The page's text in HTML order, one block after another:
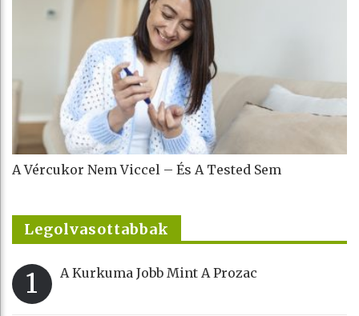
A Vércukor Nem Viccel – És A Tested Sem
Legolvasottabbak
1 A Kurkuma Jobb Mint A Prozac